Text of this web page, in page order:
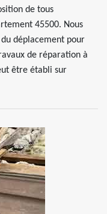
de tous
45500. Nous
déplacement pour
de réparation à
être établi sur